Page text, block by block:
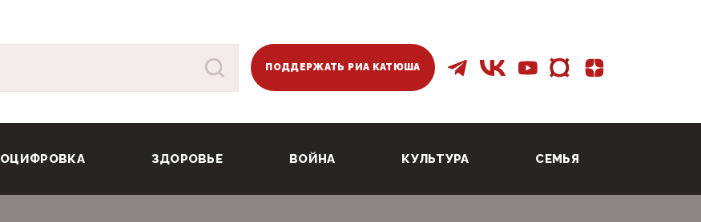
ПОДДЕРЖАТЬ РИА КАТЮША
ОЦИФРОВКА ЗДОРОВЬЕ ВОЙНА КУЛЬТУРА СЕМЬЯ